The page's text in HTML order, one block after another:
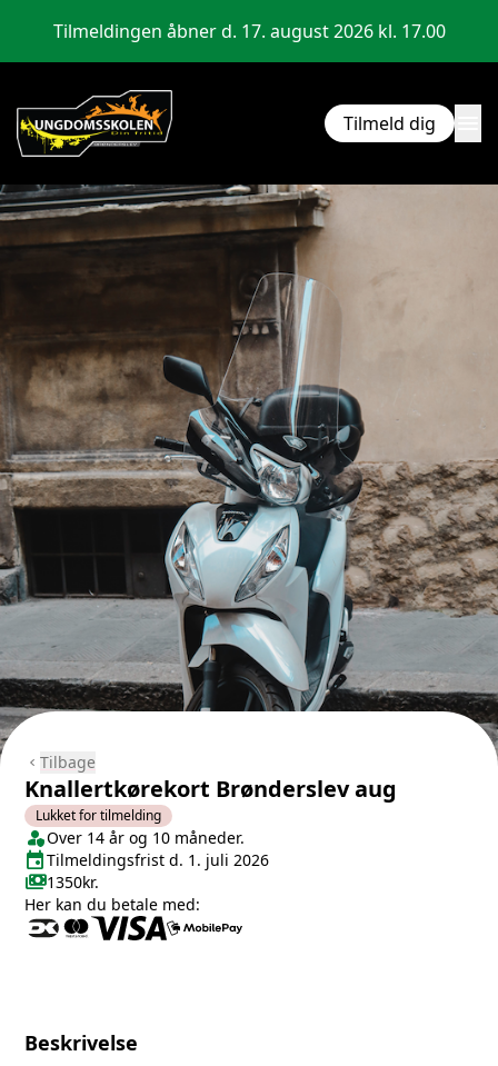
Tilmeldingen åbner d. 17. august 2026 kl. 17.00
Tilmeld dig
chevron_left Tilbage
Knallertkørekort Brønderslev aug
Lukket for tilmelding
Klasse/Aldersbegrænsning
person_shieldOver 14 år og 10 måneder.
Tilmeldingsfrist
eventTilmeldingsfrist d. 1. juli 2026
Pris
payments1350kr.
Her kan du betale med:
Beskrivelse